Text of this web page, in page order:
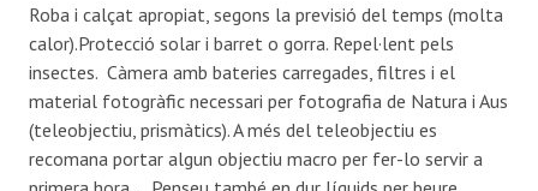
Roba i calçat apropiat, segons la previsió del temps (molta
calor).Protecció solar i barret o gorra. Repel·lent pels
insectes. Càmera amb bateries carregades, filtres i el
material fotogràfic necessari per fotografia de Natura i Aus
(teleobjectiu, prismàtics). A més del teleobjectiu es
recomana portar algun objectiu macro per fer-lo servir a